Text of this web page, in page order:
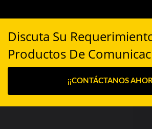
Discuta Su
Productos De
¡¡CONTÁCTANOS